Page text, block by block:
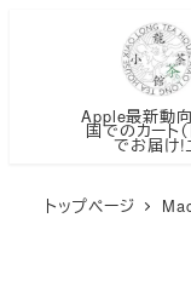
Apple最新動
国でのカート
でお届け!
トップページ